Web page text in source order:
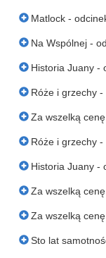
Matlock -
Na Wspólnej -
Historia Juany -
Róże i grzechy -
Za wszelką
Róże i grzechy
Historia Juany -
Za wszelką
Za wszelką
Sto lat